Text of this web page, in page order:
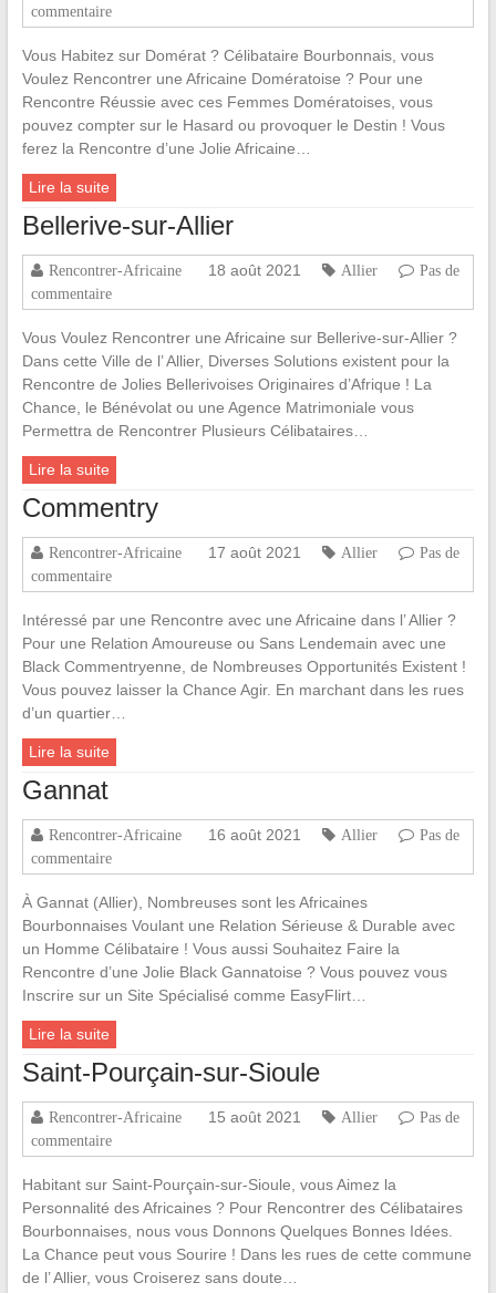
commentaire
Vous Habitez sur Domérat ? Célibataire Bourbonnais, vous
Voulez Rencontrer une Africaine Domératoise ? Pour une
Rencontre Réussie avec ces Femmes Domératoises, vous
pouvez compter sur le Hasard ou provoquer le Destin ! Vous
ferez la Rencontre d’une Jolie Africaine…
Lire la suite
Bellerive-sur-Allier
Rencontrer-Africaine 18 août 2021 Allier
Pas de
commentaire
Vous Voulez Rencontrer une Africaine sur Bellerive-sur-Allier ?
Dans cette Ville de l’ Allier, Diverses Solutions existent pour la
Rencontre de Jolies Bellerivoises Originaires d’Afrique ! La
Chance, le Bénévolat ou une Agence Matrimoniale vous
Permettra de Rencontrer Plusieurs Célibataires…
Lire la suite
Commentry
Rencontrer-Africaine 17 août 2021 Allier
Pas de
commentaire
Intéressé par une Rencontre avec une Africaine dans l’ Allier ?
Pour une Relation Amoureuse ou Sans Lendemain avec une
Black Commentryenne, de Nombreuses Opportunités Existent !
Vous pouvez laisser la Chance Agir. En marchant dans les rues
d’un quartier…
Lire la suite
Gannat
Rencontrer-Africaine 16 août 2021 Allier
Pas de
commentaire
À Gannat (Allier), Nombreuses sont les Africaines
Bourbonnaises Voulant une Relation Sérieuse & Durable avec
un Homme Célibataire ! Vous aussi Souhaitez Faire la
Rencontre d’une Jolie Black Gannatoise ? Vous pouvez vous
Inscrire sur un Site Spécialisé comme EasyFlirt…
Lire la suite
Saint-Pourçain-sur-Sioule
Rencontrer-Africaine 15 août 2021 Allier
Pas de
commentaire
Habitant sur Saint-Pourçain-sur-Sioule, vous Aimez la
Personnalité des Africaines ? Pour Rencontrer des Célibataires
Bourbonnaises, nous vous Donnons Quelques Bonnes Idées.
La Chance peut vous Sourire ! Dans les rues de cette commune
de l’ Allier, vous Croiserez sans doute…